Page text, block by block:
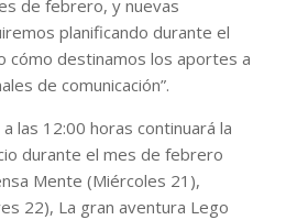
de febrero, y nuevas
planificando durante el
cómo destinamos los aportes a
de comunicación”.
las 12:00 horas continuará la
durante el mes de febrero
Mente (Miércoles 21),
22), La gran aventura Lego